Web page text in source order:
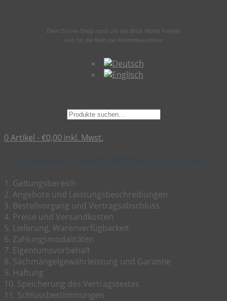
Dein Online-Shop rund um das Brick World Projekt
und für die Welt der Klemmbausteine.
Suche
0 Artikel -€0,00 inkl. Mwst.
1. Geltungsbereich
2. Angebote und Leistungsbeschreibungen
3. Bestellvorgang und Vertragsabschluss
4. Preise und Versandkosten
5. Lieferung, Warenverfügbarkeit
6. Zahlungsmodalitäten
7. Eigentumsvorbehalt
8. Sachmängelgewährleistung und Garantie
9. Haftung
10. Speicherung des Vertragstextes
11. Schlussbestimmungen